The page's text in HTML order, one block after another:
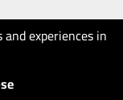
experiences in